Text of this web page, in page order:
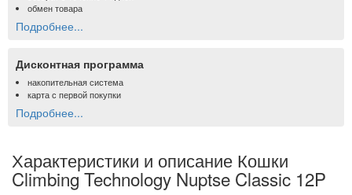
обмен товара
Подробнее...
Дисконтная программа
накопительная система
карта с первой покупки
Подробнее...
Характеристики и описание Кошки
Climbing Technology Nuptse Classic 12P